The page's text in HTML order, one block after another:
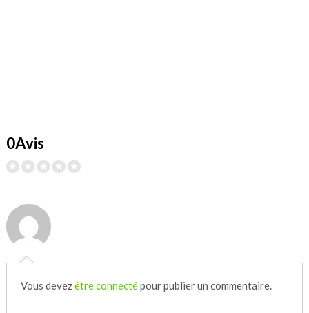
0Avis
Vous devezêtre connectépour publier un commentaire.